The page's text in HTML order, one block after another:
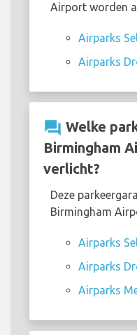
Airport worden
Airparks
Airparks
question_answer Welke
Birmingham
verlicht?
Deze
Birmingham
Airparks
Airparks
Airparks